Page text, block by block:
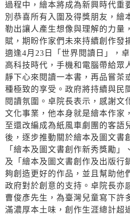
過程中，繪本將成為新興時代重
別恭喜所有入圍及得獎朋友，繪
勒出讓人產生想像與理解的力量
賦，期盼作家們未來持續創作發
適逢4月23日「世界閱讀日」，
高科技時代，手機和電腦帶給眾
靜下心來閱讀一本書，再品嘗茶
種極致的享受。政府將持續與民
閱讀氛圍。卓院長表示，感謝文
文化事業，他本身就是繪本作家
至還改編成為紙風車劇團的客語
後，逐步推動關於繪本及圖文書
「繪本及圖文書創作新秀獎勵」
及「繪本及圖文書創作及出版行
夠創造更好的作品，並且幫助他
政府對於創意的支持。卓院長亦
曹俊彥先生，為臺灣兒童寫下許
滿濃厚本土味，創作生涯總計超